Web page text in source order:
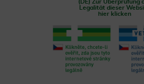
(DE) Zur Überprüfung
Legalität dieser
hier klicken